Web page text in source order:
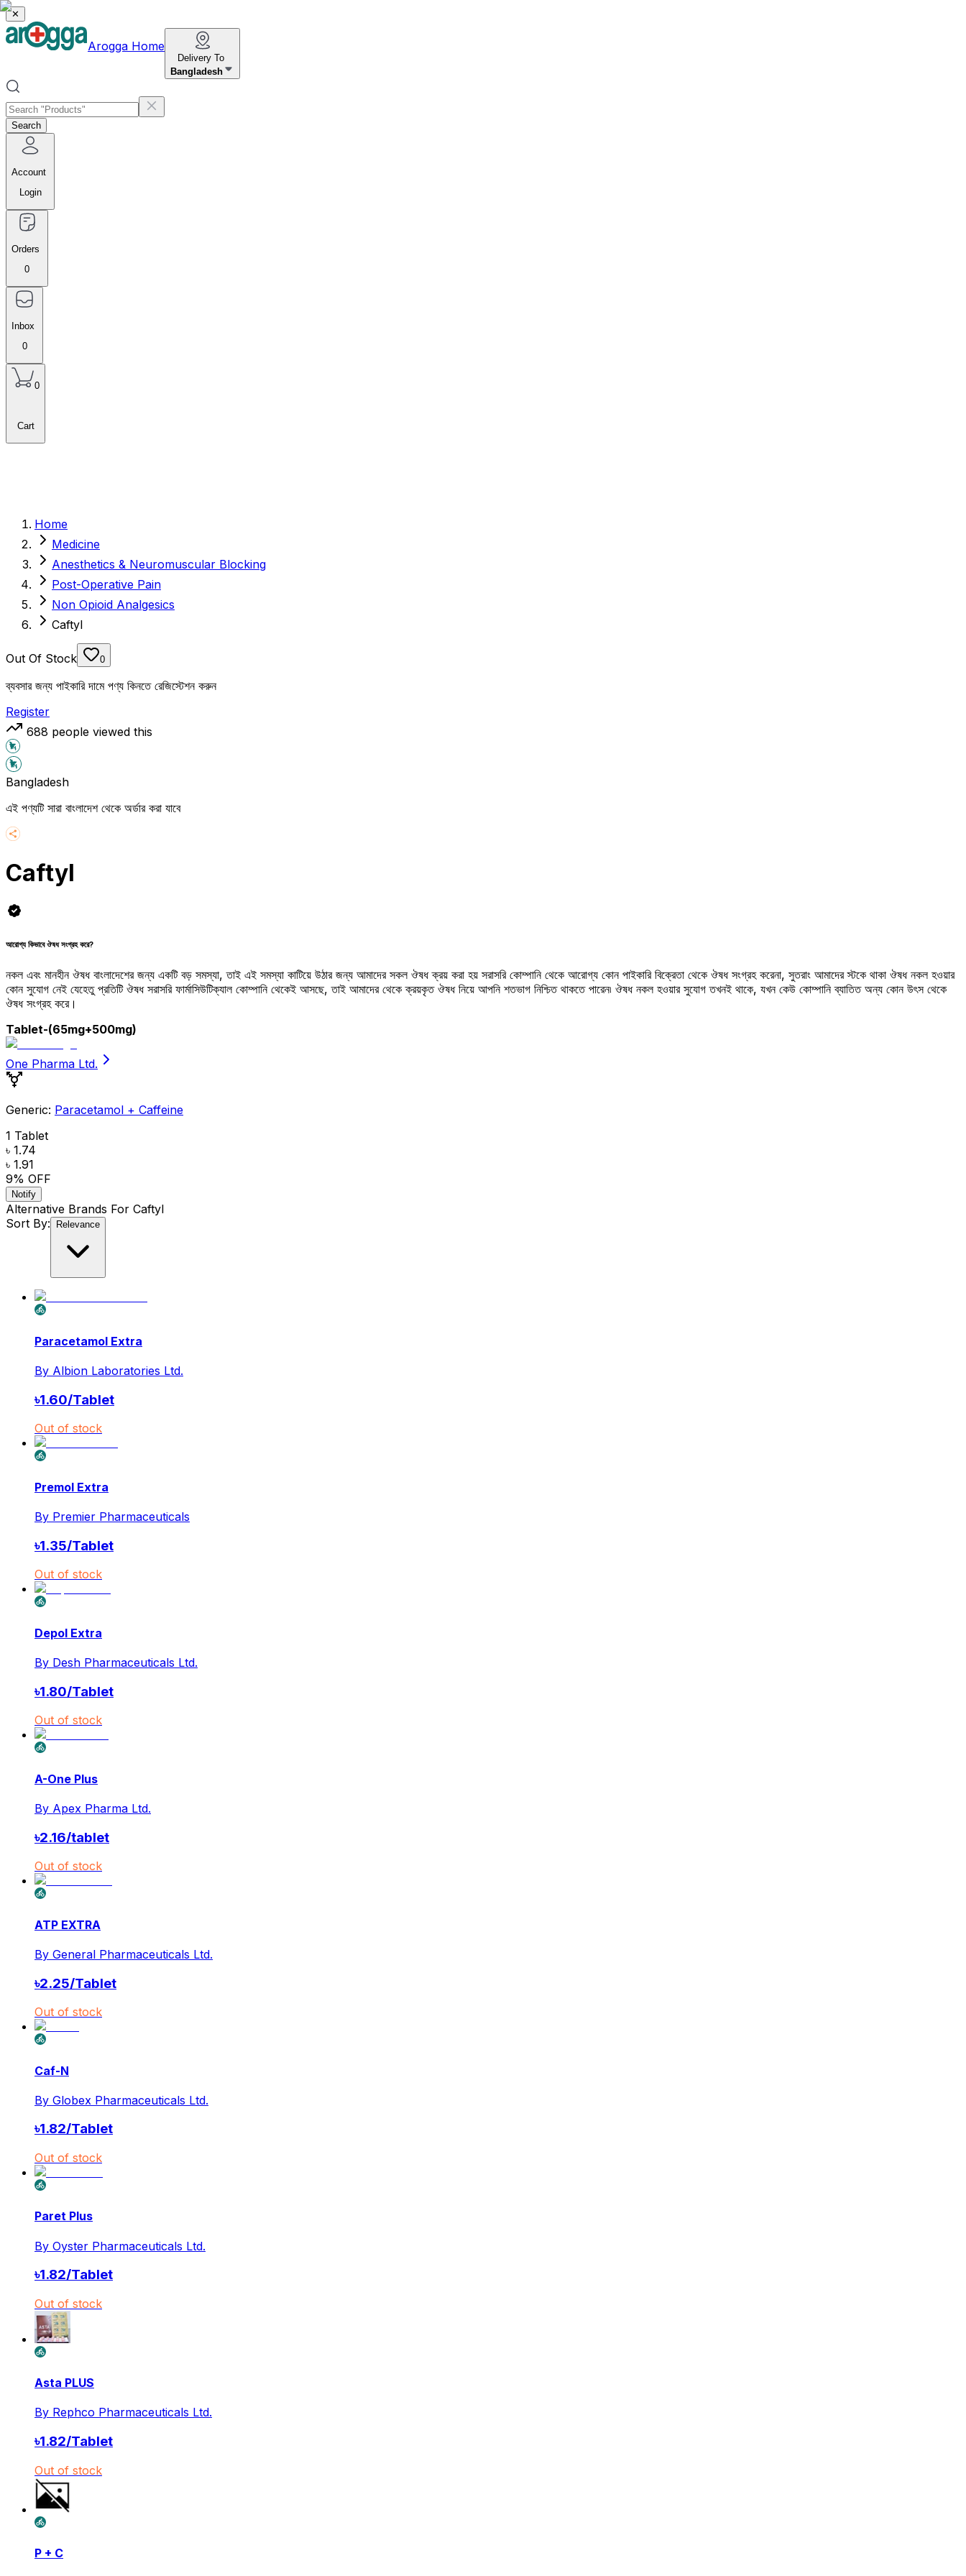
✕
Arogga Home
Delivery To
Bangladesh
Search
Account
Login
Orders
0
Inbox
0
0
Cart
Home
Medicine
Anesthetics & Neuromuscular Blocking
Post-Operative Pain
Non Opioid Analgesics
Caftyl
Out Of Stock 0
ব্যবসার জন্য পাইকারি দামে পণ্য কিনতে রেজিস্টেশন করুন
Register
688 people viewed this
Bangladesh
এই পণ্যটি সারা বাংলাদেশ থেকে অর্ডার করা যাবে
Caftyl
আরোগ্য কিভাবে ঔষধ সংগ্রহ করে?
নকল এবং মানহীন ঔষধ বাংলাদেশের জন্য একটি বড় সমস্যা, তাই এই সমস্যা কাটিয়ে উঠার জন্য আমাদের সকল ঔষধ ক্রয় করা হয় সরাসরি কোম্পানি থেকে আরোগ্য কোন পাইকারি বিক্রেতা থেকে ঔষধ সংগ্রহ করেনা, সুতরাং আমাদের স্টকে থাকা ঔষধ নকল হওয়ার
কোন সুযোগ নেই যেহেতু প্রতিটি ঔষধ সরাসরি ফার্মাসিউটিক্যাল কোম্পানি থেকেই আসছে, তাই আমাদের থেকে ক্রয়কৃত ঔষধ নিয়ে আপনি শতভাগ নিশ্চিত থাকতে পারেন৷ ঔষধ নকল হওয়ার সুযোগ তখনই থাকে, যখন কেউ কোম্পানি ব্যাতিত অন্য কোন উৎস থেকে
ঔষধ সংগ্রহ করে।
Tablet-(65mg+500mg)
One Pharma Ltd.
Generic: Paracetamol + Caffeine
1 Tablet
৳ 1.74
৳ 1.91
9% OFF
Notify
Alternative Brands For Caftyl
Sort By:
Relevance
Paracetamol Extra
By Albion Laboratories Ltd.
৳1.60/Tablet
Out of stock
Premol Extra
By Premier Pharmaceuticals
৳1.35/Tablet
Out of stock
Depol Extra
By Desh Pharmaceuticals Ltd.
৳1.80/Tablet
Out of stock
A-One Plus
By Apex Pharma Ltd.
৳2.16/tablet
Out of stock
ATP EXTRA
By General Pharmaceuticals Ltd.
৳2.25/Tablet
Out of stock
Caf-N
By Globex Pharmaceuticals Ltd.
৳1.82/Tablet
Out of stock
Paret Plus
By Oyster Pharmaceuticals Ltd.
৳1.82/Tablet
Out of stock
Asta PLUS
By Rephco Pharmaceuticals Ltd.
৳1.82/Tablet
Out of stock
P + C